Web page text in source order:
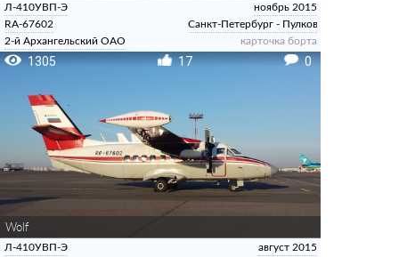
Л-410УВП-Э
RA-67602
2-й Архангельский ОАО
ноябрь 2015
Санкт-Петербург - Пулково
карточка борта
1305 17 0
Wolf
Л-410УВП-Э
август 2015